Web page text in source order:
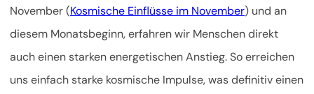
November (Kosmische Einflüsse im November) und an
diesem Monatsbeginn, erfahren wir Menschen direkt
auch einen starken energetischen Anstieg.So erreichen
uns einfach starke kosmische Impulse, was definitiv einen